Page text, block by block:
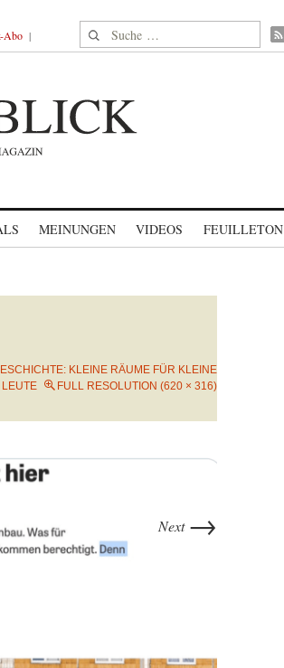
Abo Suche nach:
MEINUNGEN VIDEOS FEUILLETON
KLEINE RÄUME FÜR KLEINE
LEUTE
FULL RESOLUTION (620 × 316)
Next →